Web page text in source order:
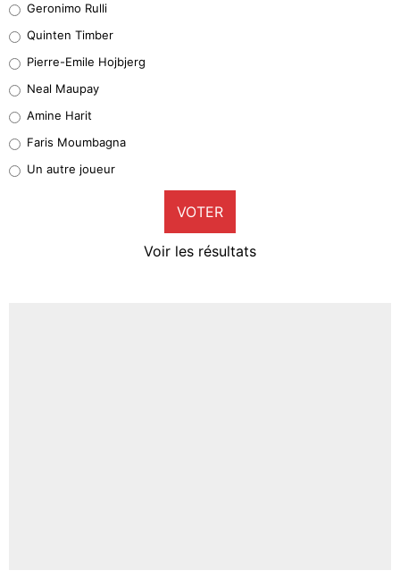
32%
4%
1%
9%
Geronimo Rulli
Quinten Timber
Pierre-Emile Hojbjerg
Neal Maupay
Amine Harit
Faris Moumbagna
Un autre joueur
VOTER
Voir les résultats